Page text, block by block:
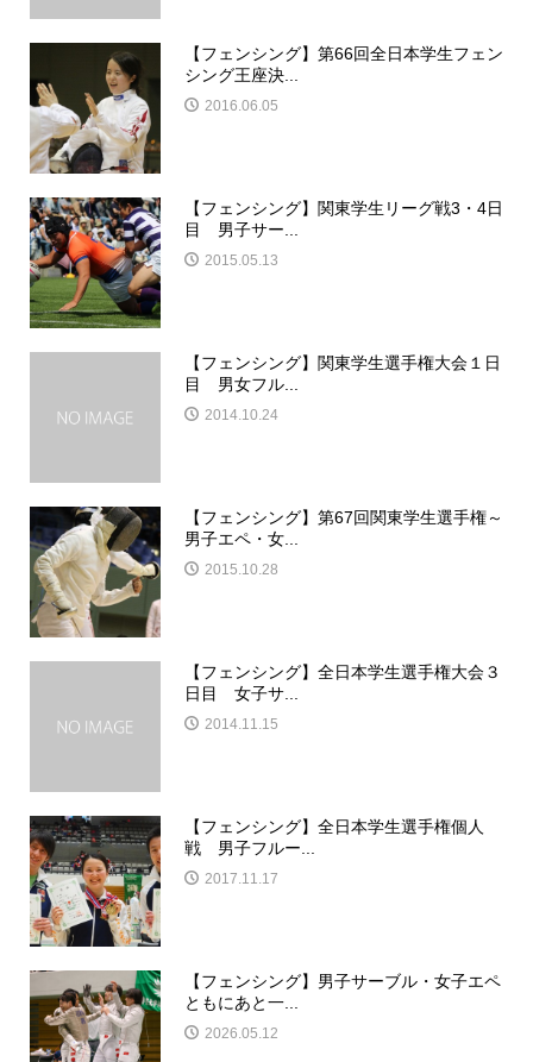
【フェンシング】第66回全日本学生フェン
シング王座決...
2016.06.05
【フェンシング】関東学生リーグ戦3・4日
目 男子サー...
2015.05.13
【フェンシング】関東学生選手権大会１日
目 男女フル...
2014.10.24
【フェンシング】第67回関東学生選手権～
男子エペ・女...
2015.10.28
【フェンシング】全日本学生選手権大会３
日目 女子サ...
2014.11.15
【フェンシング】全日本学生選手権個人
戦 男子フルー...
2017.11.17
【フェンシング】男子サーブル・女子エペ
ともにあと一...
2026.05.12